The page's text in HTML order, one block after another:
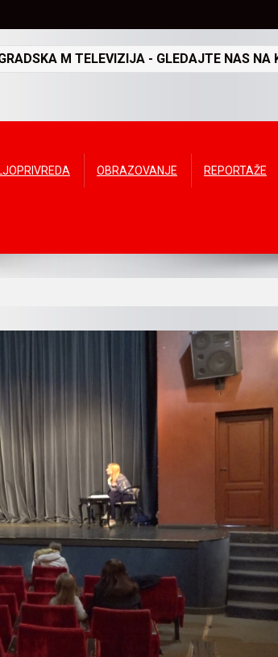
M TELEVIZIJA - GLEDAJTE NAS
OBRAZOVANJE REPORTAŽE